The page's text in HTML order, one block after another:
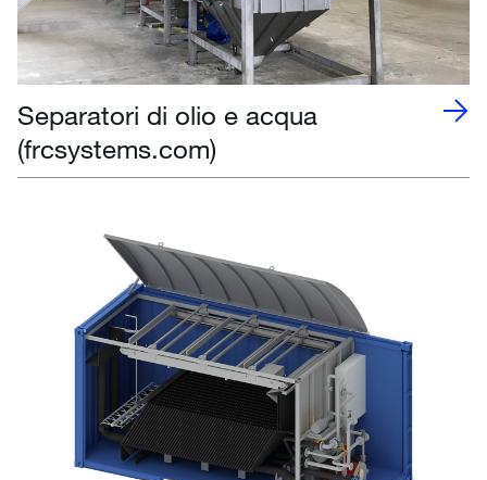
Separatori di olio e acqua
(frcsystems.com)